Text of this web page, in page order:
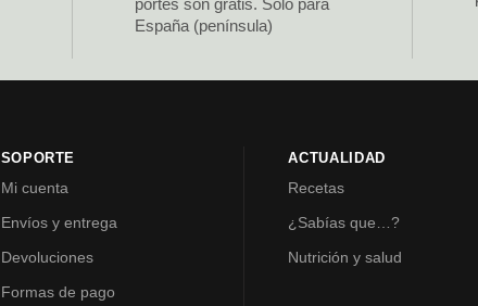
portes son gratis. Solo para
España (península)
SOPORTE
Mi cuenta
Envíos y entrega
Devoluciones
Formas de pago
ACTUALIDAD
Recetas
¿Sabías que…?
Nutrición y salud